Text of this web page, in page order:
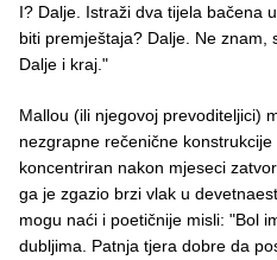
I? Dalje. Istraži dva tijela bačena
biti premještaja? Dalje. Ne znam,
Dalje i kraj."
Mallou (ili njegovoj prevoditeljici)
nezgrapne rečenične
koncentriran nakon mjeseci
ga je zgazio brzi vlak u
mogu naći i poetičnije misli: "Bol
dubljima. Patnja tjera dobre da